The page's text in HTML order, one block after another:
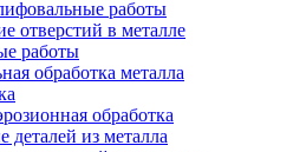
работы
отверстий в металле
работы
обработка металла
обработка
деталей из металла